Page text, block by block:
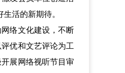
活的新期待。
络文化建设，不断
优和文艺评论为工
展网络视听节目审